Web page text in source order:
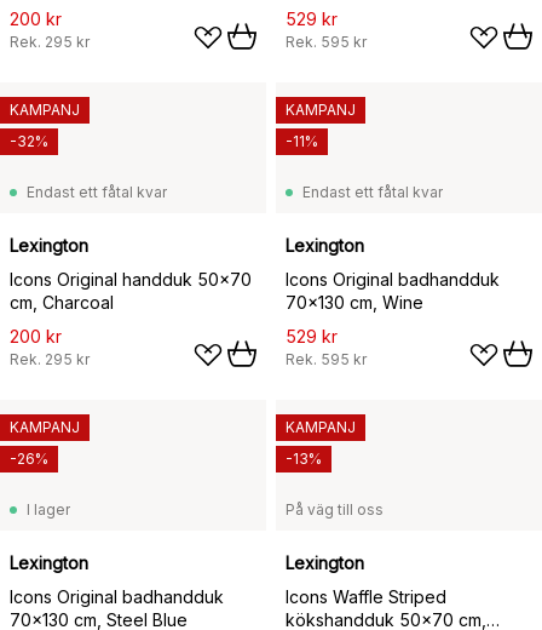
200 kr
Rek. 295 kr
529 kr
Rek. 595 kr
Endast ett fåtal kvar
Lexington
Icons Original handduk 50x70
cm, Charcoal
200 kr
Rek. 295 kr
KAMPANJ
-32%
Endast ett fåtal kvar
Lexington
Icons Original badhandduk
70x130 cm, Wine
529 kr
Rek. 595 kr
KAMPANJ
-11%
I lager
Lexington
Icons Original badhandduk
70x130 cm, Steel Blue
KAMPANJ
-26%
På väg till oss
Lexington
Icons Waffle Striped
kökshandduk 50x70 cm,
KAMPANJ
-13%